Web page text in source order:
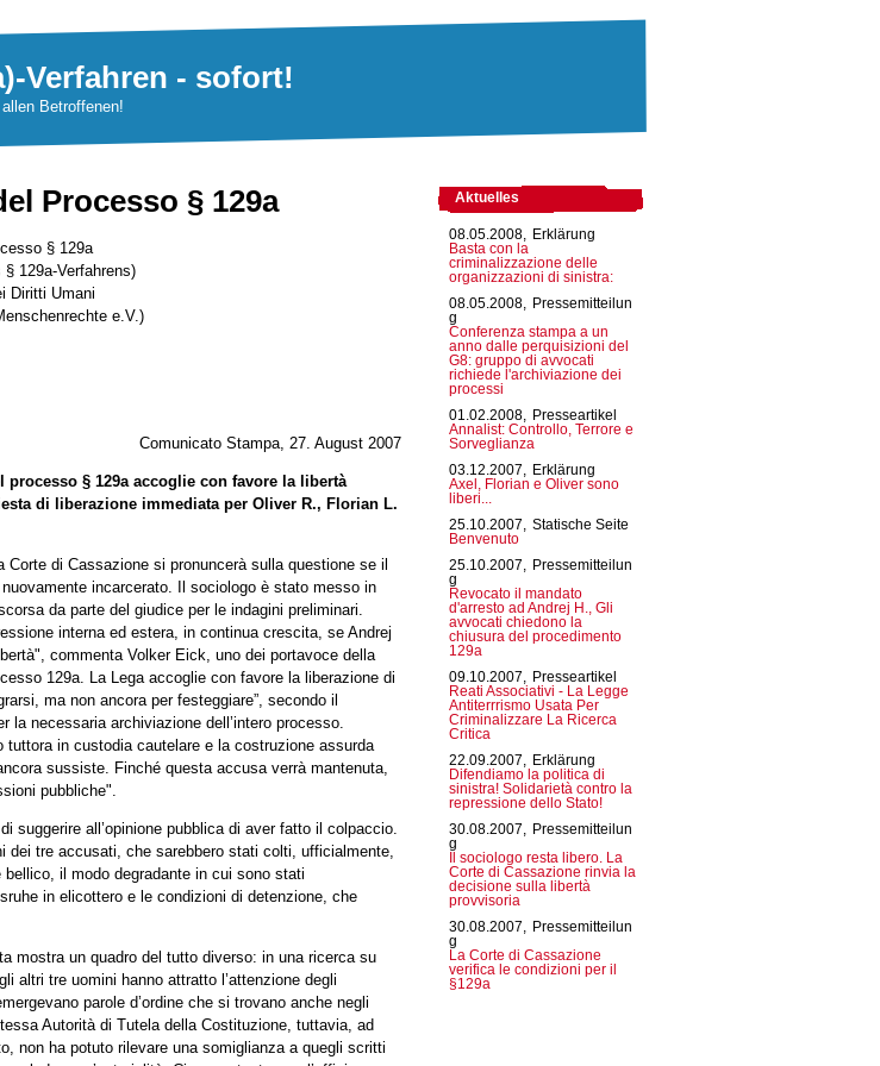
Verfahren - sofort!
Betroffenen!
Processo § 129a
§ 129a
129a-Verfahrens)
Diritti Umani
e.V.)
Comunicato Stampa, 27. August 2007
processo § 129a accoglie con favore la libertà
di liberazione immediata per Oliver R., Florian L.
di Cassazione si pronuncerà sulla questione se il
incarcerato. Il sociologo è stato messo in
da parte del giudice per le indagini preliminari.
interna ed estera, in continua crescita, se Andrej
commenta Volker Eick, uno dei portavoce della
129a. La Lega accoglie con favore la liberazione di
ma non ancora per festeggiare”, secondo il
la necessaria archiviazione dell’intero processo.
in custodia cautelare e la costruzione assurda
sussiste. Finché questa accusa verrà mantenuta,
pubbliche".
suggerire all’opinione pubblica di aver fatto il colpaccio.
dei tre accusati, che sarebbero stati colti, ufficialmente,
bellico, il modo degradante in cui sono stati
in elicottero e le condizioni di detenzione, che
mostra un quadro del tutto diverso: in una ricerca su
altri tre uomini hanno attratto l’attenzione degli
parole d’ordine che si trovano anche negli
Autorità di Tutela della Costituzione, tuttavia, ad
non ha potuto rilevare una somiglianza a quegli scritti
Aktuelles
08.05.2008,
Erklärung
Basta con la
criminalizzazione delle
organizzazioni di sinistra:
08.05.2008,
Pressemitteilun
g
Conferenza stampa a un
anno dalle perquisizioni del
G8: gruppo di avvocati
richiede l'archiviazione dei
processi
01.02.2008,
Presseartikel
Annalist: Controllo, Terrore e
Sorveglianza
03.12.2007,
Erklärung
Axel, Florian e Oliver sono
liberi...
25.10.2007,
Statische Seite
Benvenuto
25.10.2007,
Pressemitteilun
g
Revocato il mandato
d'arresto ad Andrej H., Gli
avvocati chiedono la
chiusura del procedimento
129a
09.10.2007,
Presseartikel
Reati Associativi - La Legge
Antiterrrismo Usata Per
Criminalizzare La Ricerca
Critica
22.09.2007,
Erklärung
Difendiamo la politica di
sinistra! Solidarietà contro la
repressione dello Stato!
30.08.2007,
Pressemitteilun
g
Il sociologo resta libero. La
Corte di Cassazione rinvia la
decisione sulla libertà
provvisoria
30.08.2007,
Pressemitteilun
g
La Corte di Cassazione
verifica le condizioni per il
§129a